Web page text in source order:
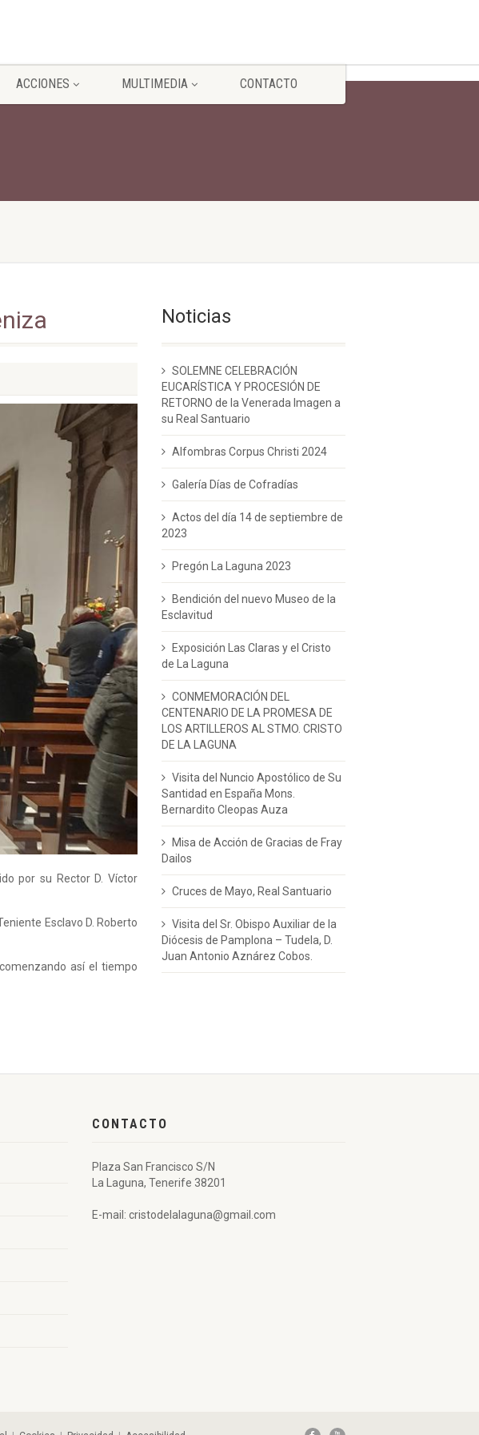
ACCIONES MULTIMEDIA CONTACTO
por su Rector D. Víctor
Esclavo D. Roberto
así el tiempo
Noticias
SOLEMNE CELEBRACIÓN
EUCARÍSTICA Y PROCESIÓN DE
RETORNO de la Venerada Imagen a
su Real Santuario
Alfombras Corpus Christi 2024
Galería Días de Cofradías
Actos del día 14 de septiembre de
2023
Pregón La Laguna 2023
Bendición del nuevo Museo de la
Esclavitud
Exposición Las Claras y el Cristo
de La Laguna
CONMEMORACIÓN DEL
CENTENARIO DE LA PROMESA DE
LOS ARTILLEROS AL STMO. CRISTO
DE LA LAGUNA
Visita del Nuncio Apostólico de Su
Santidad en España Mons.
Bernardito Cleopas Auza
Misa de Acción de Gracias de Fray
Dailos
Cruces de Mayo, Real Santuario
Visita del Sr. Obispo Auxiliar de la
Diócesis de Pamplona – Tudela, D.
Juan Antonio Aznárez Cobos.
CONTACTO
Plaza San Francisco S/N
La Laguna, Tenerife 38201
E-mail: cristodelalaguna@gmail.com